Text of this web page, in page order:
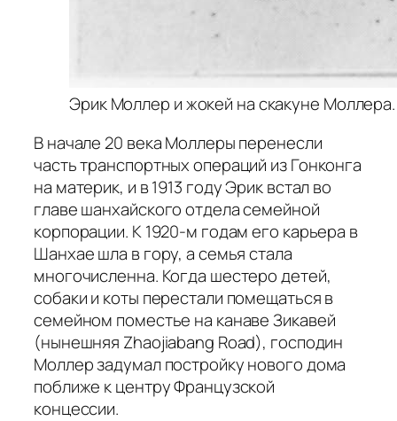
Эрик Моллер и жокей на скакуне
В начале 20 века Моллеры перенесли
часть транспортных операций из Гонконга
на материк, и в 1913 году Эрик встал во
главе шанхайского отдела семейной
корпорации. К 1920-м годам его карьера в
Шанхае шла в гору, а семья стала
многочисленна. Когда шестеро детей,
собаки и коты перестали помещаться в
семейном поместье на канаве Зикавей
(нынешняя Zhaojiabang Road), господин
Моллер задумал постройку нового дома
поближе к центру Французской
концессии.